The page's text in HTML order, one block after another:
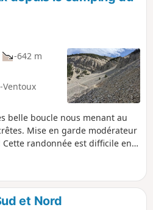
-642 m
belle boucle nous menant au
Mise en garde modérateur
randonnée est difficile en
et Nord